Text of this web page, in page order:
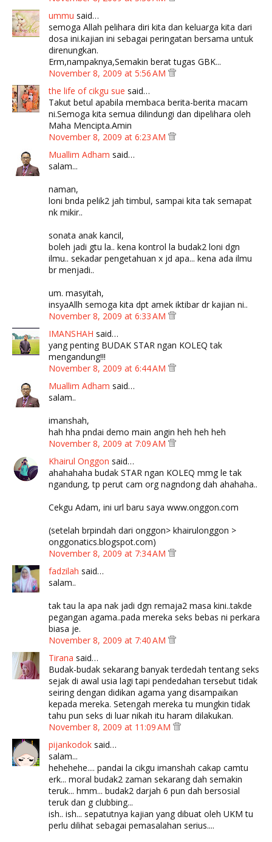
ummu said…
semoga Allah pelihara diri kita dan keluarga kita dari
dosa ini.kajian ini sebagai peringatan bersama untuk
direnungkan.
Erm,nampaknya,Semakin berat tugas GBK...
November 8, 2009 at 5:56 AM
the life of cikgu sue said…
Takut betul apabila membaca berita-berita macam
ni.Semoga kita semua dilindungi dan dipelihara oleh
Maha Mencipta.Amin
November 8, 2009 at 6:23 AM
Muallim Adham said…
salam...
naman,
loni bnda pelik2 jah timbul, sampai kita tak semapat
nk mikir..
sonata anak kancil,
boleh jadi gtu la.. kena kontrol la budak2 loni dgn
ilmu.. sekadar pengetahuan x jd apa... kena ada ilmu
br menjadi..
um. masyitah,
insyaAllh semoga kita dpt amek iktibar dr kajian ni..
November 8, 2009 at 6:33 AM
IMANSHAH said…
yang penting BUDAK STAR ngan KOLEQ tak
mengandung!!!
November 8, 2009 at 6:44 AM
Muallim Adham said…
salam..
imanshah,
hah hha pndai demo main angin heh heh heh
November 8, 2009 at 7:09 AM
Khairul Onggon said…
ahahahaha budak STAR ngan KOLEQ mmg le tak
ngandung, tp perut cam org nagndong dah ahahaha..
Cekgu Adam, ini url baru saya www.onggon.com
(setelah brpindah dari onggon> khairulonggon >
onggonatics.blogspot.com)
November 8, 2009 at 7:34 AM
fadzilah said…
salam..
tak tau la apa nak jadi dgn remaja2 masa kini..takde
pegangan agama..pada mereka seks bebas ni perkara
biasa je.
November 8, 2009 at 7:40 AM
Tirana said…
Budak-budak sekarang banyak terdedah tentang seks
sejak di awal usia lagi tapi pendedahan tersebut tidak
seiring dengan didikan agama yang disampaikan
kepada mereka. Setengah mereka tu mungkin tidak
tahu pun seks di luar nikah itu haram dilakukan.
November 8, 2009 at 11:09 AM
pijankodok said…
salam...
hehehehe.... pandai la cikgu imanshah cakap camtu
erk... moral budak2 zaman sekarang dah semakin
teruk... hmm... budak2 darjah 6 pun dah bersosial
teruk dan g clubbing...
ish.. ish... sepatutnya kajian yang dibuat oleh UKM tu
perlu dilihat sebagai pemasalahan serius....